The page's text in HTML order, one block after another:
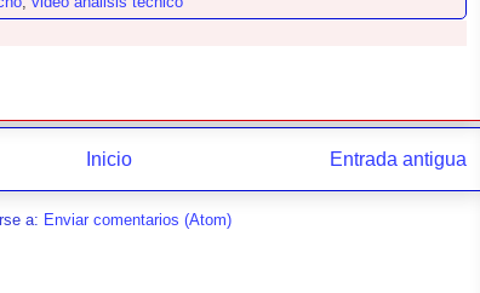
Entrada antigua
Inicio
a: Enviar comentarios (Atom)